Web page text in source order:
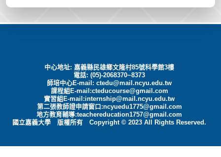
中心地址: 嘉義縣民雄鄉文隆村85號科學館3樓
電話: (05)-2068370~8373
師培中心E-mail:ctedu@mail.ncyu.edu.tw
課程組E-mail:cteducourse@gmail.com
實習組E-mail:internship@mail.ncyu.edu.tw
第二張教師證申請窗口:ncyuedu1775@gmail.com
地方教育輔導:teachereducation1757@gmail.com
國立嘉義大學 版權所有 Copyright © 2023 All Rights Reserved.